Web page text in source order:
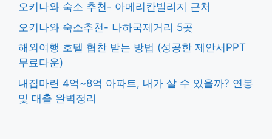
오키나와 숙소 추천- 아메리칸빌리지 근처
오키나와 숙소추천- 나하국제거리 5곳
해외여행 호텔 협찬 받는 방법 (성공한 제안서PPT
무료다운)
내집마련 4억~8억 아파트, 내가 살 수 있을까? 연봉
및 대출 완벽정리